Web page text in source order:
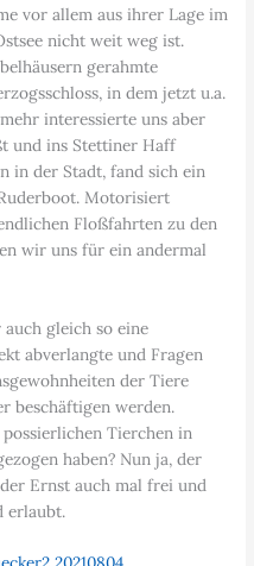
vor allem aus ihrer Lage im
nicht weit weg ist.
gerahmte
in dem jetzt u.a.
interessierte uns aber
und ins Stettiner Haff
in der Stadt, fand sich ein
Motorisiert
Floßfahrten zu den
wir uns für ein andermal
gleich so eine
abverlangte und Fragen
der Tiere
beschäftigen werden.
Tierchen in
haben? Nun ja, der
Ernst auch mal frei und
erlaubt.